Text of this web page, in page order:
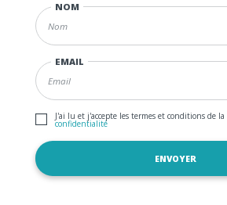
NOM
EMAIL
J'ai lu et j'accepte les termes et conditions de la
confidentialité